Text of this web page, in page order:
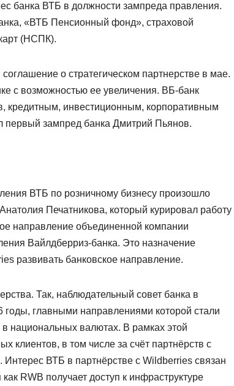
банка ВТБ в должности зампреда правления.
«ВТБ Пенсионный фонд», страховой
(НСПК).
о стратегическом партнерстве в мае.
с возможностью ее увеличения. ВБ-банк
кредитным, инвестиционным, корпоративным
первый зампред банка Дмитрий Пьянов.
ВТБ по розничному бизнесу произошло
Печатникова, который курировал работу
направление объединенной компании
Вайлдберриз-банка. Это назначение
развивать банковское направление.
Так, наблюдательный совет банка в
годы, главными направлениями которой стали
национальных валютах. В рамках этой
клиентов, в том числе за счёт партнёрств с
ВТБ в партнёрстве с Wildberries связан
RWB получает доступ к инфраструктуре